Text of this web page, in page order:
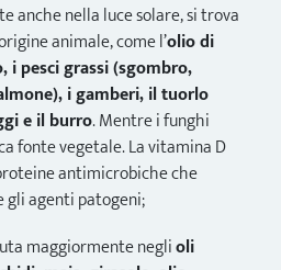
anche nella luce solare, si trova
animale, come l’olio di
i pesci grassi (sgombro,
i gamberi, il tuorlo
e il burro. Mentre i funghi
fonte vegetale. La vitamina D
​​antimicrobiche che
gli agenti patogeni;
maggiormente neglioli